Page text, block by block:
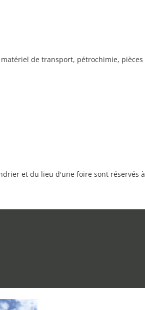
de transport, pétrochimie, pièces
et du lieu d'une foire sont réservés à